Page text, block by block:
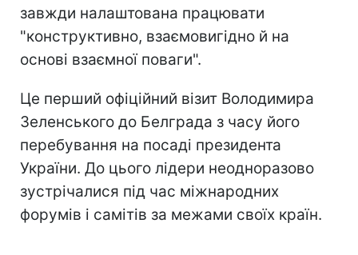
завжди налаштована працювати
"конструктивно, взаємовигідно й на
основі взаємної поваги".
Це перший офіційний візит Володимира
Зеленського до Белграда з часу його
перебування на посаді президента
України. До цього лідери неодноразово
зустрічалися під час міжнародних
форумів і самітів за межами своїх країн.